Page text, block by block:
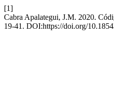
[1]
Cabra Apalategui, J.M. 2020.
19-41. DOI:https://doi.org/